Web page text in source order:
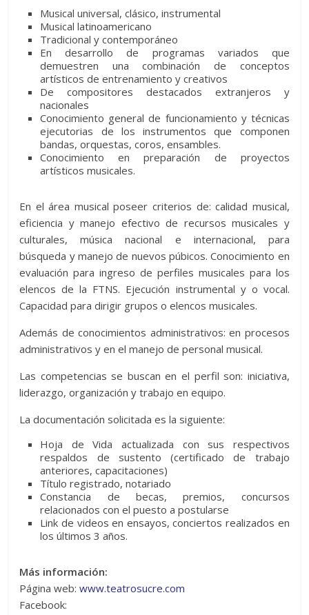
Musical universal, clásico, instrumental
Musical latinoamericano
Tradicional y contemporáneo
En desarrollo de programas variados que
demuestren una combinación de conceptos
artísticos de entrenamiento y creativos
De compositores destacados extranjeros y
nacionales
Conocimiento general de funcionamiento y técnicas
ejecutorias de los instrumentos que componen
bandas, orquestas, coros, ensambles.
Conocimiento en preparación de proyectos
artísticos musicales.
En el área musical poseer criterios de: calidad musical,
eficiencia y manejo efectivo de recursos musicales y
culturales, música nacional e internacional, para
búsqueda y manejo de nuevos púbicos. Conocimiento en
evaluación para ingreso de perfiles musicales para los
elencos de la FTNS. Ejecución instrumental y o vocal.
Capacidad para dirigir grupos o elencos musicales.
Además de conocimientos administrativos: en procesos
administrativos y en el manejo de personal musical.
Las competencias se buscan en el perfil son: iniciativa,
liderazgo, organización y trabajo en equipo.
La documentación solicitada es la siguiente:
Hoja de Vida actualizada con sus respectivos
respaldos de sustento (certificado de trabajo
anteriores, capacitaciones)
Título registrado, notariado
Constancia de becas, premios, concursos
relacionados con el puesto a postularse
Link de videos en ensayos, conciertos realizados en
los últimos 3 años.
Más información:
Página web:www.teatrosucre.com
Facebook: